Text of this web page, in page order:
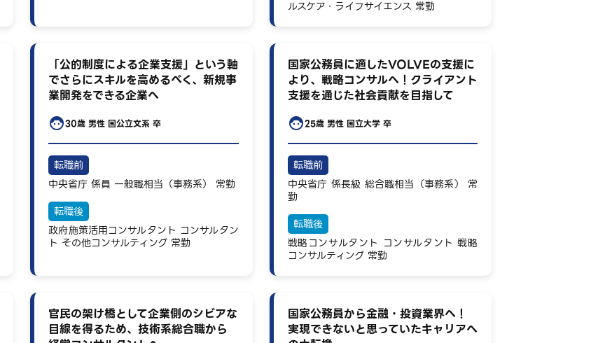
ルスケア・ライフサイエンス 常勤
「公的制度による企業支援」という軸
でさらにスキルを高めるべく、新規事
業開発をできる企業へ
30歳 男性 国公立文系 卒
転職前
中央省庁 係員 一般職相当（事務系） 常勤
転職後
政府施策活用コンサルタント コンサルタン
ト その他コンサルティング 常勤
国家公務員に適したVOLVEの支援に
より、戦略コンサルへ！クライアント
支援を通じた社会貢献を目指して
25歳 男性 国立大学 卒
転職前
中央省庁 係長級 総合職相当（事務系）
常
勤
転職後
戦略コンサルタント コンサルタント 戦略
コンサルティング 常勤
官民の架け橋として企業側のシビアな
目線を得るため、技術系総合職から
国家公務員から金融・投資業界へ！
実現できないと思っていたキャリアへ